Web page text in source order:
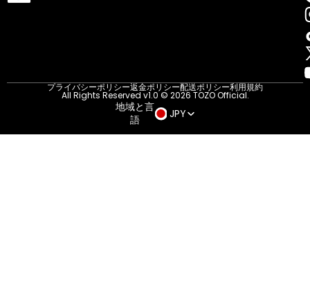
プライバシーポリシー返金ポリシー配送ポリシー利用規約
All Rights Reserved v1.0 © 2026 TOZO Official.
地域と言
語
JPY